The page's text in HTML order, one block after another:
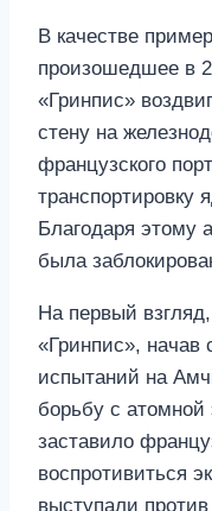
В качестве
произошедшее в
«Гринпис»
стену на
французского
транспортировку
Благодаря этому
была
На первый
«Гринпис», начав
испытаний на
борьбу с атомной
заставило
воспротивиться
выступали